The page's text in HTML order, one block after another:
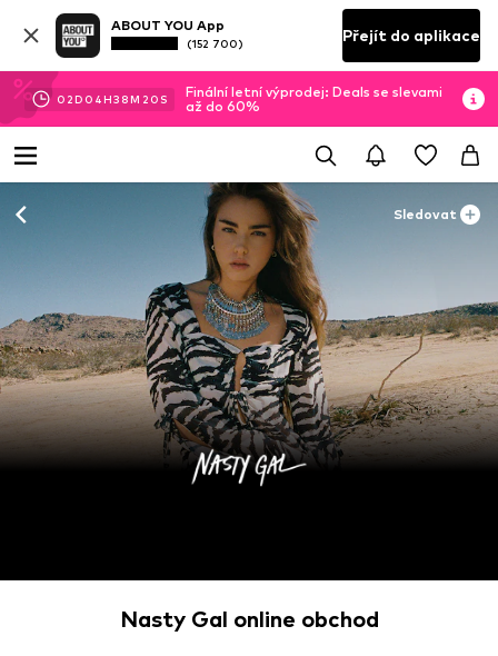
ABOUT YOU App
(152 700) Přejít do aplikace
02D 04H38M 18 S
Finální letní výprodej: Deals se slevami
až do 60%
Sledovat
Nasty Gal online obchod